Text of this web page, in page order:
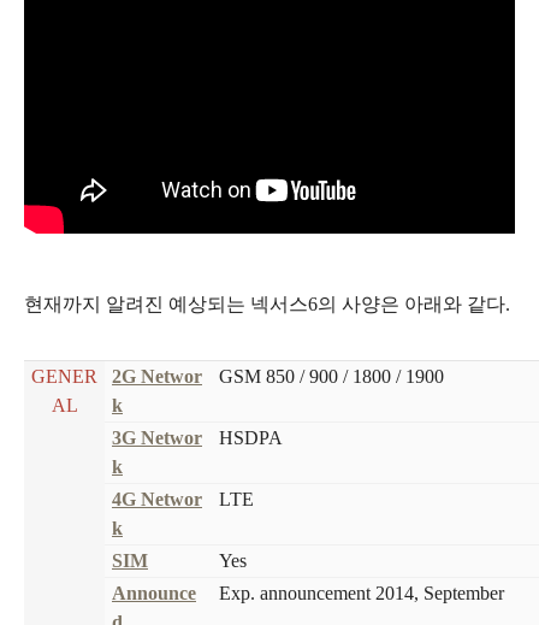
현재까지 알려진 예상되는 넥서스6의 사양은 아래와 같다.
GENER
AL
2G Networ
k
GSM 850 / 900 / 1800 / 1900
3G Networ
k
HSDPA
4G Networ
k
LTE
SIM
Yes
Announce
Exp. announcement 2014, September